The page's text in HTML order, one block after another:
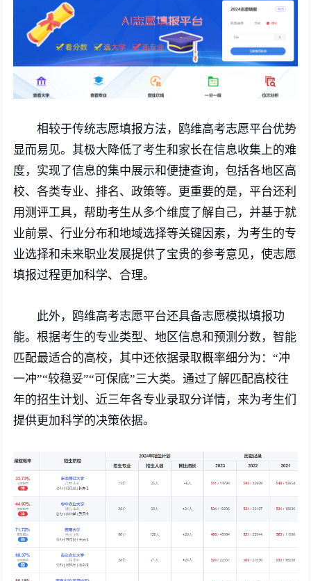
相较于传统志愿填报方法，鸥维高考志愿平台优势
显而易见。其极大降低了考生和家长在信息收集上的难
度，实现了信息的集中展示和便捷查询，包括各地区高
校、各类专业、排名、政策等。更重要的是，平台还利
用测评工具，帮助考生从多个维度了解自己，并基于就
业前景、行业分布和地域选择等关键因素，为考生的专
业选择和未来职业发展提供了宝贵的参考意见，使志愿
填报过程更加科学、合理。
此外，鸥维高考志愿平台还具备志愿模拟填报功
能。根据考生的专业类型、地区信息和预测分数，智能
匹配最适合的高校，其中还依据录取概率细分为：“冲
一冲”“较稳妥”“可保底”三大类。通过了解匹配高校往
年的招生计划、近三年各专业录取分详情，来为考生们
提供更加科学的决策依据。